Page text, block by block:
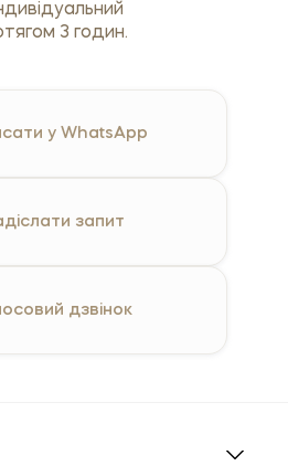
3 годин.
у WhatsApp
запит
дзвінок